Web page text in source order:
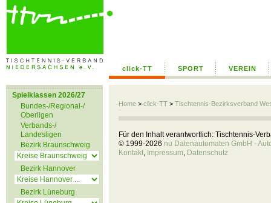
click-TT SPORT VEREIN
Home > click-TT > Tischtennis-Bezirksverband
Spielklassen 2026/27
Bundes-/Regional-/
Oberligen
Verbands-/
Landesligen
Bezirk Braunschweig
Bezirk Hannover
Bezirk Lüneburg
Für den Inhalt verantwortlich: Tischtennis-
© 1999-2026 nu Datenautomaten GmbH -
Kontakt, Impressum, Datenschutz